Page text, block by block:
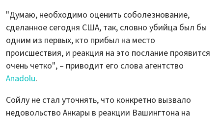
"Думаю, необходимо оценить соболезнование,
сделанное сегодня США, так, словно убийца был бы
одним из первых, кто прибыл на место
происшествия, и реакция на это послание проявится
очень четко", – приводит его слова агентство
Anadolu.
Сойлу не стал уточнять, что конкретно вызвало
недовольство Анкары в реакции Вашингтона на